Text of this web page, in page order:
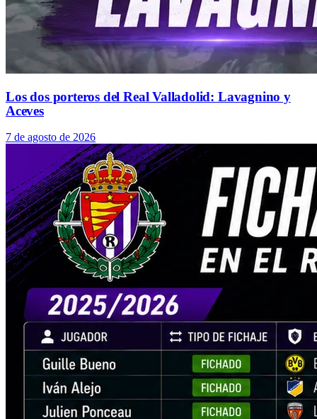
Los dos porteros del Real Valladolid: Lavagnino y
Aceves
7 de agosto de 2026